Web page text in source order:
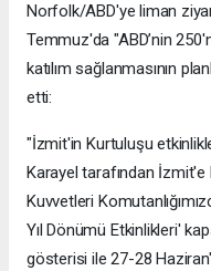
Norfolk/ABD'ye liman
Temmuz'da "ABD’nin
katılım sağlanmasının
etti:
"İzmit'in Kurtuluşu
Karayel tarafından İzmit'e
Kuvvetleri
Yıl Dönümü Etkinlikleri'
gösterisi ile 27-28